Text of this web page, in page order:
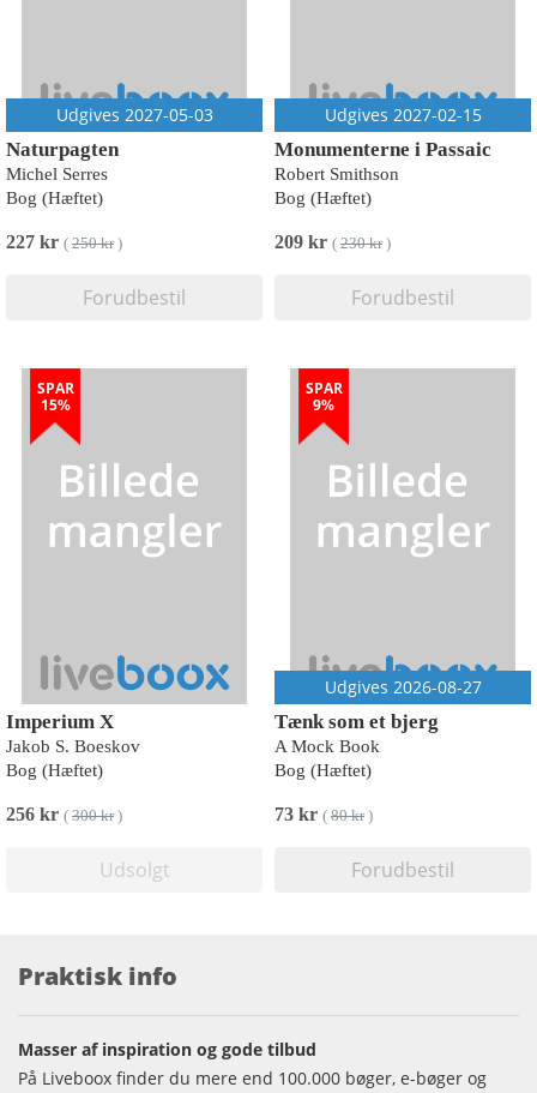
Udgives 2027-05-03
Naturpagten
Michel Serres
Bog (Hæftet)
227 kr ( 250 kr)
Forudbestil
Udgives 2027-02-15
Monumenterne i Passaic
Robert Smithson
Bog (Hæftet)
209 kr ( 230 kr)
Forudbestil
SPAR
15%
Imperium X
Jakob S. Boeskov
Bog (Hæftet)
256 kr ( 300 kr)
Udsolgt
SPAR
9%
Udgives 2026-08-27
Tænk som et bjerg
A Mock Book
Bog (Hæftet)
73 kr ( 80 kr)
Forudbestil
Praktisk info
Masser af inspiration og gode tilbud
På Liveboox finder du mere end 100.000 bøger, e-bøger og